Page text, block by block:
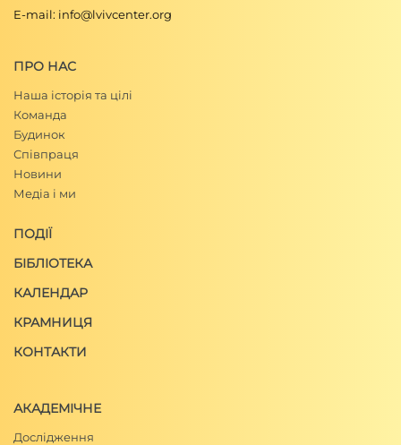
E-mail: info@lvivcenter.org
ПРО НАС
Наша історія та цілі
Команда
Будинок
Співпраця
Новини
Медіа і ми
ПОДІЇ
БІБЛІОТЕКА
КАЛЕНДАР
КРАМНИЦЯ
КОНТАКТИ
АКАДЕМІЧНЕ
Дослідження